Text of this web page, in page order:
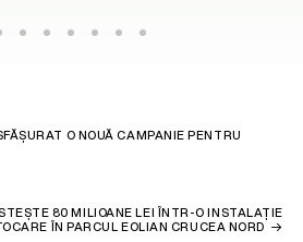
O NOUĂ CAMPANIE PENTRU
80 MILIOANE LEI ÎNTR-O INSTALAȚIE
ÎN PARCUL EOLIAN CRUCEA NORD